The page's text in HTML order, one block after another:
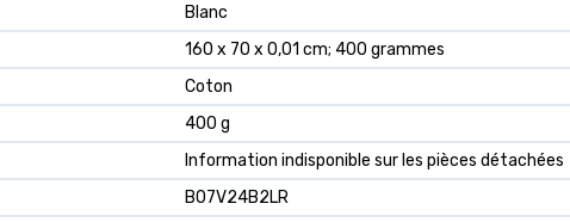
‎Blanc
‎160 x 70 x 0,01 cm; 400 grammes
‎Coton
‎400 g
‎Information indisponible sur les pièces détachées
B07V24B2LR